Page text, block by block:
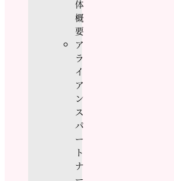
体
概
要
ア
ラ
イ
ア
ン
ス
パ
ー
ト
ナ